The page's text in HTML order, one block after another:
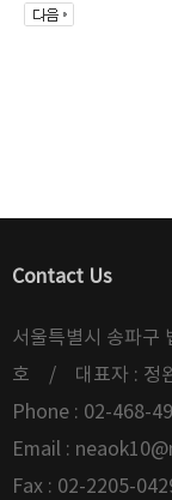
Contact Us
서울특별시 송파구
호 / 대표자 : 정
Phone : 02-468-
Email :
Fax : 02-2205-